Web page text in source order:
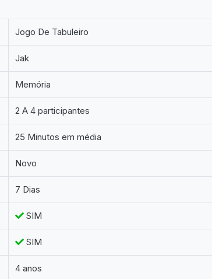
Jogo De Tabuleiro
Jak
Memória
2 A 4 participantes
25 Minutos em média
Novo
7 Dias
SIM
SIM
4 anos